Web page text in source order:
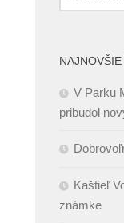
V Parku
pribudol
Kaštieľ
známke